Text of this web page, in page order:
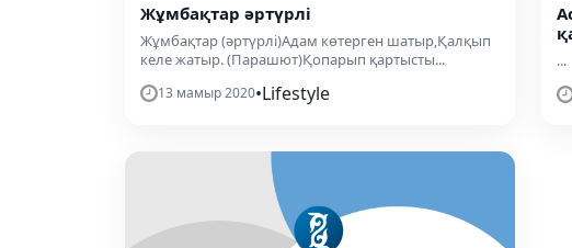
Жұмбақтар әртүрлі
Жұмбақтар (әртүрлі)Адам көтерген шатыр,Қалқып
келе жатыр. (Парашют)Қопарып қартысты...
13 мамыр 2020•Lifestyle
...